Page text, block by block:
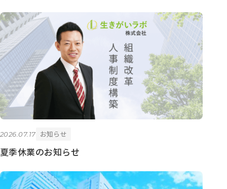
2026.07.17 お知らせ
夏季休業のお知らせ